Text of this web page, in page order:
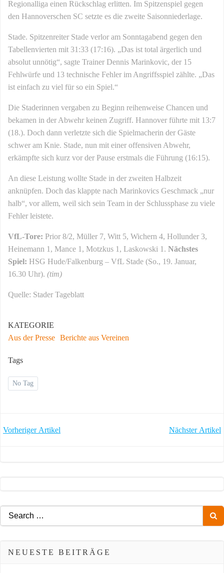
Regionalliga einen Rückschlag erlitten. Im Spitzenspiel gegen
den Hannoverschen SC setzte es die zweite Saisonniederlage.
Stade. Spitzenreiter Stade verlor am Sonntagabend gegen den
Tabellenvierten mit 31:33 (17:16). „Das ist total ärgerlich und
absolut unnötig“, sagte Trainer Dennis Marinkovic, der 15
Fehlwürfe und 13 technische Fehler im Angriffsspiel zählte. „Das
ist einfach zu viel für so ein Spiel.“
Die Staderinnen vergaben zu Beginn reihenweise Chancen und
bekamen in der Abwehr keinen Zugriff. Hannover führte mit 13:7
(18.). Doch dann verletzte sich die Spielmacherin der Gäste
schwer am Knie. Stade, nun mit einer offensiven Abwehr,
erkämpfte sich kurz vor der Pause erstmals die Führung (16:15).
An diese Leistung wollte Stade in der zweiten Halbzeit
anknüpfen. Doch das klappte nach Marinkovics Geschmack „nur
halb“, vor allem, weil sich sein Team in der Schlussphase zu viele
Fehler leistete.
VfL-Tore: Prior 8/2, Müller 7, Witt 5, Wichern 4, Hollunder 3,
Heinemann 1, Mance 1, Motzkus 1, Laskowski 1. Nächstes
Spiel: HSG Hude/Falkenburg – VfL Stade (So., 19. Januar,
16.30 Uhr). (tim)
Quelle: Stader Tageblatt
KATEGORIE
Aus der Presse Berichte aus Vereinen
Tags
No Tag
POST
Vorheriger Artikel Nächster Artikel
Search
for:
NEUESTE BEITRÄGE